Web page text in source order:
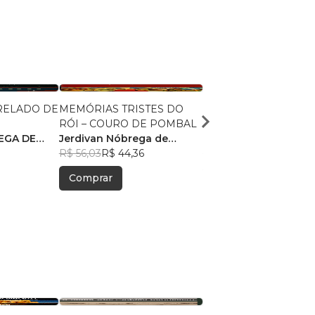
DE
DE
MEMÓRIAS TRISTES DO
RÓI – COURO DE POMBAL
Jerdivan Nóbrega de
Araújo
R$ 56,03R$ 44,36
Comprar
NA CURVA DO RIO